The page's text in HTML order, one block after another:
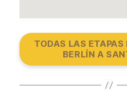
TODAS LAS ETAPAS
BERLÍN A